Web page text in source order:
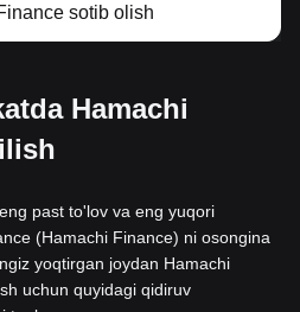
sotib olish
Hamachi
past to'lov va eng yuqori
(Hamachi Finance) ni osongina
yoqtirgan joydan Hamachi
uchun quyidagi qidiruv